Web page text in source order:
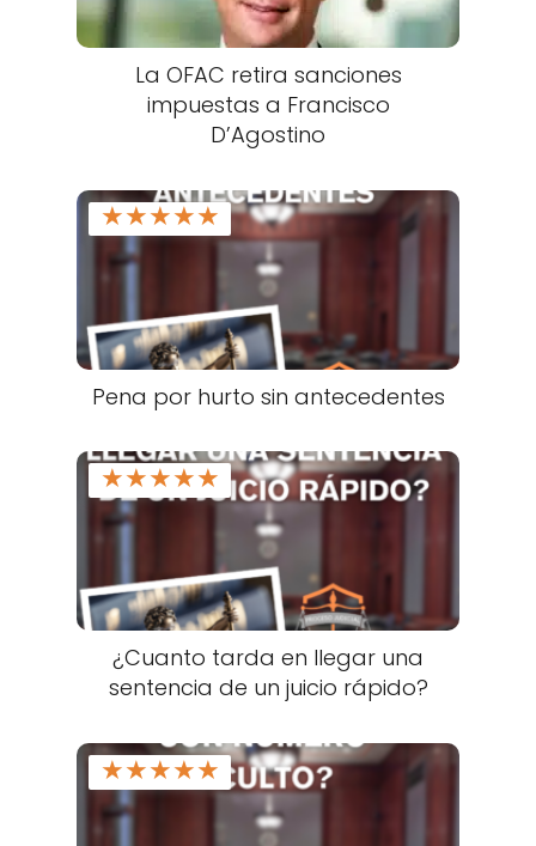
La OFAC retira sanciones
impuestas a Francisco
D’Agostino
★★★★★
Pena por hurto sin antecedentes
★★★★★
¿Cuanto tarda en llegar una
sentencia de un juicio rápido?
★★★★★